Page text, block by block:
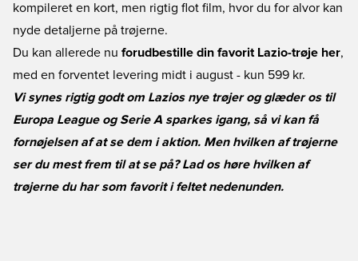
kompileret en kort, men rigtig flot film, hvor du for alvor kan
nyde detaljerne på trøjerne.
Du kan allerede nu forudbestille din favorit Lazio-trøje her,
med en forventet levering midt i august - kun 599 kr.
Vi synes rigtig godt om Lazios nye trøjer og glæder os til
Europa League og Serie A sparkes igang, så vi kan få
fornøjelsen af at se dem i aktion. Men hvilken af trøjerne
ser du mest frem til at se på? Lad os høre hvilken af
trøjerne du har som favorit i feltet nedenunden.